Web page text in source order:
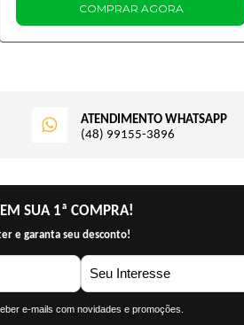
COMPRAR AGORA
ATENDIMENTO WHATSAPP
(48) 99155-3896
SUA 1ª COMPRA!
e garanta seu desconto!
e-mails com novidades e promoções.